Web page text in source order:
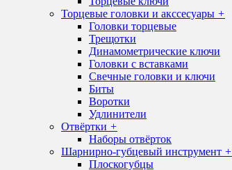
Торцевые головки и акссесуары +
Головки торцевые
Трещотки
Динамометрические ключи
Головки с вставками
Свечные головки и ключи
Биты
Воротки
Удлинители
Отвёртки +
Наборы отвёрток
Шарнирно-губцевый инструмент +
Плоскогубцы